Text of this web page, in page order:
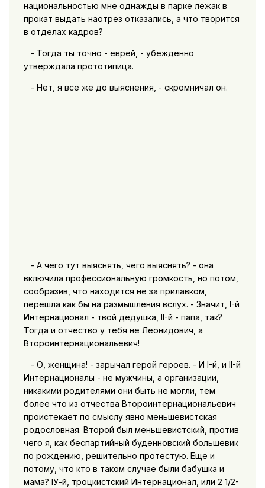
национальностью мне однажды в парке лежак в
прокат выдать наотрез отказались, а что творится
в отделах кадров?
- Тогда ты точно - еврей, - убежденно
утверждала прототипица.
- Нет, я все же до выяснения, - скромничал он.
- А чего тут выяснять, чего выяснять? - она
включила профессиональную громкость, но потом,
сообразив, что находится не за прилавком,
перешла как бы на размышления вслух. - Значит, I-й
Интернационал - твой дедушка, II-й - папа, так?
Тогда и отчество у тебя не Леонидович, а
Второинтернациональевич!
- О, женщина! - зарычал герой героев. - И I-й, и II-й
Интернационалы - не мужчины, а организации,
никакими родителями они быть не могли, тем
более что из отчества Второинтернациональевич
проистекает по смыслу явно меньшевистская
родословная. Второй был меньшевистский, против
чего я, как беспартийный буденновский большевик
по рождению, решительно протестую. Еще и
потому, что кто в таком случае были бабушка и
мама? IУ-й, троцкистский Интернационал, или 2 1/2-